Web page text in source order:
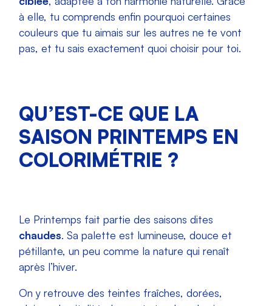
à elle, tu comprends enfin pourquoi certaines
couleurs que tu aimais sur les autres ne te vont
pas, et tu sais exactement quoi choisir pour toi.
QU’EST-CE QUE LA
SAISON PRINTEMPS EN
COLORIMÉTRIE ?
Le Printemps fait partie des saisons dites
chaudes. Sa palette est lumineuse, douce et
pétillante, un peu comme la nature qui renaît
après l’hiver.
On y retrouve des teintes fraîches, dorées,